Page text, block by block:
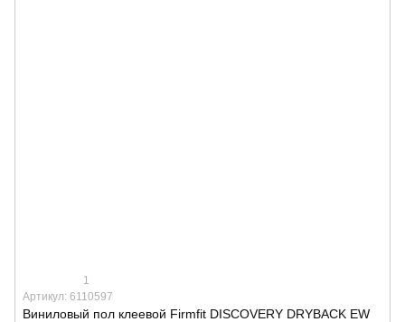
1
Артикул: 6110597
Виниловый пол клеевой Firmfit DISCOVERY DRYBACK EW